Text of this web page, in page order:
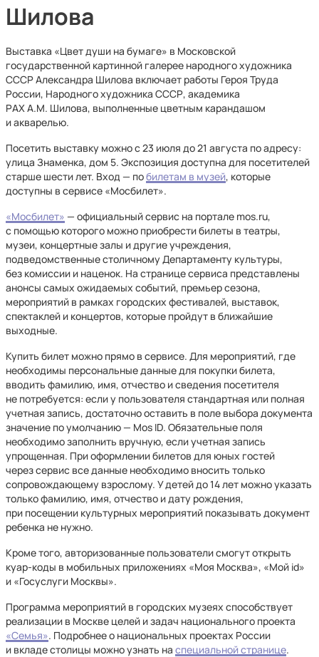
Шилова
Выставка «Цвет души на бумаге» в Московской
государственной картинной галерее народного художника
СССР Александра Шилова включает работы Героя Труда
России, Народного художника СССР, академика
РАХ А.М. Шилова, выполненные цветным карандашом
и акварелью.
Посетить выставку можно с 23 июля до 21 августа по адресу:
улица Знаменка, дом 5. Экспозиция доступна для посетителей
старше шести лет. Вход — побилетам в музей, которые
доступны в сервисе «Мосбилет».
«Мосбилет» — официальный сервис на портале mos.ru,
с помощью которого можно приобрести билеты в театры,
музеи, концертные залы и другие учреждения,
подведомственные столичному Департаменту культуры,
без комиссии и наценок. На странице сервиса представлены
анонсы самых ожидаемых событий, премьер сезона,
мероприятий в рамках городских фестивалей, выставок,
спектаклей и концертов, которые пройдут в ближайшие
выходные.
Купить билет можно прямо в сервисе. Для мероприятий, где
необходимы персональные данные для покупки билета,
вводить фамилию, имя, отчество и сведения посетителя
не потребуется: если у пользователя стандартная или полная
учетная запись, достаточно оставить в поле выбора документа
значение по умолчанию — Mos ID. Обязательные поля
необходимо заполнить вручную, если учетная запись
упрощенная. При оформлении билетов для юных гостей
через сервис все данные необходимо вносить только
сопровождающему взрослому. У детей до 14 лет можно указать
только фамилию, имя, отчество и дату рождения,
при посещении культурных мероприятий показывать документ
ребенка не нужно.
Кроме того, авторизованные пользователи смогут открыть
куар-коды в мобильных приложениях «Моя Москва», «Мой id»
и «Госуслуги Москвы».
Программа мероприятий в городских музеях способствует
реализации в Москве целей и задач национального проекта
«Семья». Подробнее о национальных проектах России
и вкладе столицы можно узнать на специальной странице.